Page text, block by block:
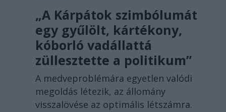
„A Kárpátok szimbólumát
egy gyűlölt, kártékony,
kóborló vadállattá
züllesztette a politikum”
A medveproblémára egyetlen valódi
megoldás létezik, az állomány
visszalövése az optimális létszámra.